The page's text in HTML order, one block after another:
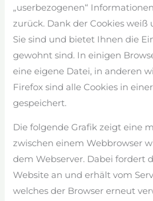
„userbezogenen“
zurück. Dank der Cookies weiß
Sie sind und bietet Ihnen die
gewohnt sind. In einigen
eine eigene Datei, in anderen
Firefox sind alle Cookies in
gespeichert.
Die folgende Grafik zeigt eine
zwischen einem Webbrowser
dem Webserver. Dabei fordert
Website an und erhält vom
welches der Browser erneut